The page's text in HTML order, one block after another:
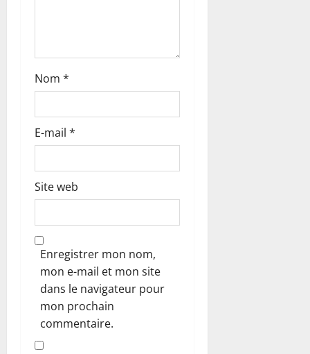
i
c
l
e
Nom *
E-mail *
Site web
Enregistrer mon nom,
mon e-mail et mon site
dans le navigateur pour
mon prochain
commentaire.